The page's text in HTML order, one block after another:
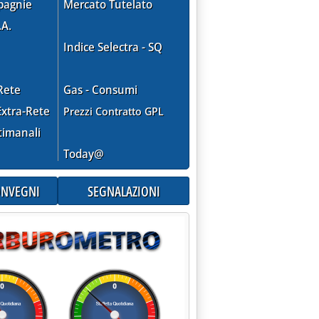
2005 alle 16.4.
Rete
Mercato Tutelato
Indice Selectra - SQ
Gas - Consumi
Prezzi Contratto GPL
Today@
SEGNALAZIONI